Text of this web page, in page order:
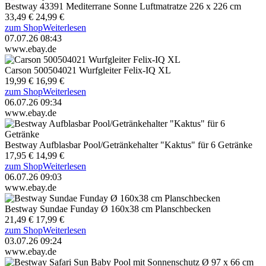
Bestway 43391 Mediterrane Sonne Luftmatratze 226 x 226 cm
33,49 € 24,99 €
zum ShopWeiterlesen
07.07.26 08:43
www.ebay.de
Carson 500504021 Wurfgleiter Felix-IQ XL
19,99 € 16,99 €
zum ShopWeiterlesen
06.07.26 09:34
www.ebay.de
Bestway Aufblasbar Pool/Getränkehalter "Kaktus" für 6 Getränke
17,95 € 14,99 €
zum ShopWeiterlesen
06.07.26 09:03
www.ebay.de
Bestway Sundae Funday Ø 160x38 cm Planschbecken
21,49 € 17,99 €
zum ShopWeiterlesen
03.07.26 09:24
www.ebay.de